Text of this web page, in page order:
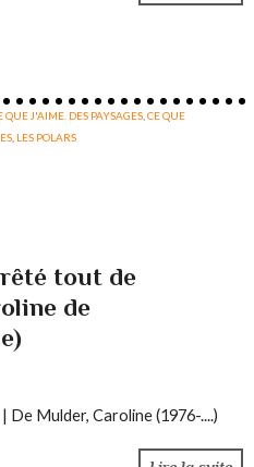
QUE J'AIME. DES PAYSAGES ,CE QUE
LES POLARS
tout de
de